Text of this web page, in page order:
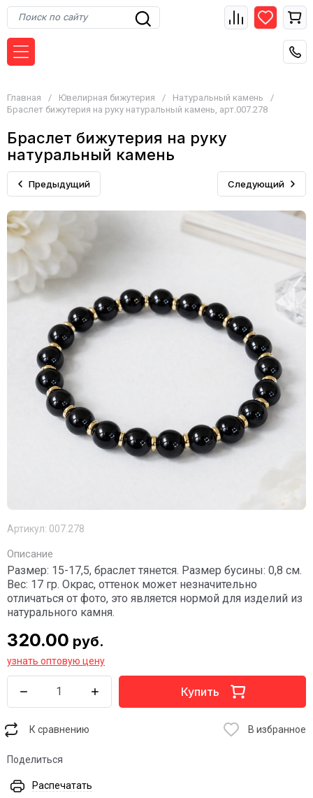
Главная / Ювелирная бижутерия / Натуральный камень
/
Браслет бижутерия на руку натуральный камень, арт.007.278
Браслет бижутерия на руку
натуральный камень
Предыдущий Следующий
Артикул: 007.278
Описание
Размер: 15-17,5, браслет тянется. Размер бусины: 0,8 см.
Вес: 17 гр. Окрас, оттенок может незначительно
отличаться от фото, это является нормой для изделий из
натурального камня.
320.00 руб.
узнать оптовую цену
Купить
К сравнению В избранное
Поделиться
Распечатать